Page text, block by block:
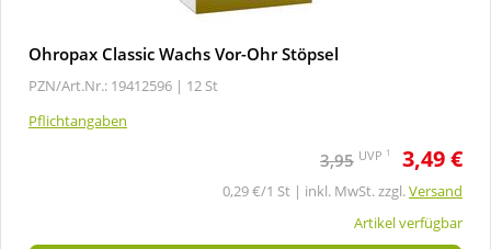
Ohropax Classic Wachs Vor-Ohr Stöpsel
PZN/Art.Nr.: 19412596 | 12 St
Pflichtangaben
3,95 UVP 1 3,49 €
0,29 €/1 St | inkl. MwSt. zzgl.Versand
Artikel verfügbar